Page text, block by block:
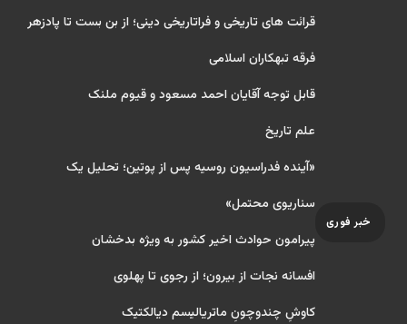
خبر فوری
قرائت های تاریخی و فراتاریخی دینی؛ از بن بست تا پادزهر
فرقه تبهکاران اسلامی
قابل توجه آقایان احمد مسعود و قیوم ملنک
علم تاریخ
«آینده فدراسیون روسیه پس از پوتین؛ تحلیل یک
سناریوی محتمل»
پیرامون حوادث اخیر کشور به ویژه بدخشان
افسانه نجات از بیرون؛ از رجوی تا پهلوی
کاوشِ چندو‌چونِ ماتریالیسم دیالکتیک